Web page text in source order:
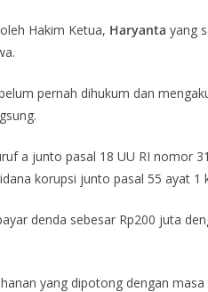
Hakim Ketua, Haryanta yang
pernah dihukum dan
a junto pasal 18 UU RI nomor
korupsi junto pasal 55 ayat 1
denda sebesar Rp200 juta
yang dipotong dengan